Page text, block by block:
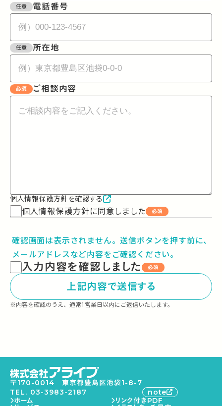
任意 電話番号
任意 所在地
必須 ご相談内容
個人情報保護方針を確認する
個人情報保護方針に同意しました 必須
確認画面は表示されません。送信ボタンを押す前に、
メールアドレスなど内容をご確認ください。
入力内容を確認しました 必須
上記内容で送信する
※内容を確認のうえ、通常1営業日以内にご返信いたします。
〒170-0014 東京都豊島区池袋1-8-7
TEL. 03-3983-2187
note
ホーム
リンク付きPDF